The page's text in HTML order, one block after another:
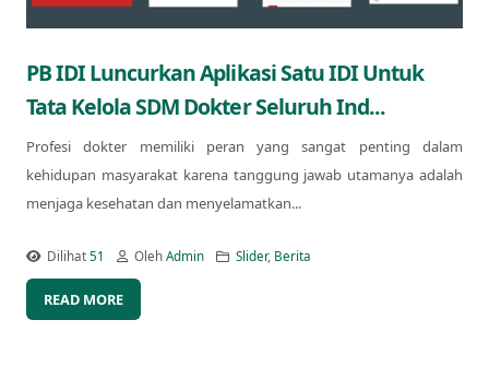
PB IDI Luncurkan Aplikasi Satu IDI Untuk
Tata Kelola SDM Dokter Seluruh Ind...
Profesi dokter memiliki peran yang sangat penting dalam
kehidupan masyarakat karena tanggung jawab utamanya adalah
menjaga kesehatan dan menyelamatkan...
Dilihat51 OlehAdmin Slider, Berita
READ MORE